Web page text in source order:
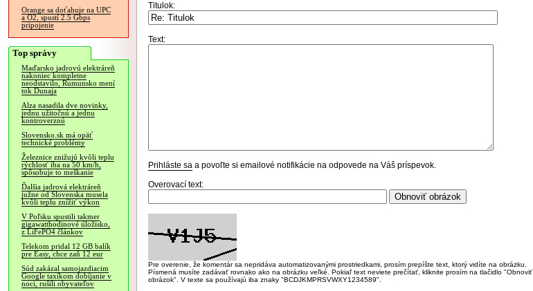
Orange sa doťahuje na UPC
a O2, spustí 2.5 Gbps
pripojenie
Top správy
Maďarsko jadrovú elektráreň
nakoniec kompletne
neodstavilo, Rumunsko mení
tok Dunaja
Alza nasadila dve novinky,
jednu užitočnú a jednu
kontroverznú
Slovensko.sk má opäť
technické problémy
Železnice znižujú kvôli teplu
rýchlosť iba na 50 km/h,
spôsobuje to meškanie
Ďalšia jadrová elektráreň
južne od Slovenska musela
kvôli teplu znížiť výkon
V Poľsku spustili takmer
gigawatthodinové úložisko,
z LiFePO4 článkov
Telekom pridal 12 GB balík
pre Easy, chce zaň 12 eur
Súd zakázal samojazdiacim
Google taxíkom dobíjanie v
noci, rušili obyvateľov
Titulok:
Text:
Prihláste sa a povoľte si emailové notifikácie na odpovede na Váš príspevok.
Overovací text:
Pre overenie, že komentár sa nepridáva automatizovanými prostriedkami, prosím prepíšte text, ktorý vidíte na obrázku.
Písmená musíte zadávať rovnako ako na obrázku veľké. Pokiaľ text neviete prečítať, kliknite prosím na tlačidlo "Obnoviť
obrázok". V texte sa používajú iba znaky "BCDJKMPRSVWXY1234589".